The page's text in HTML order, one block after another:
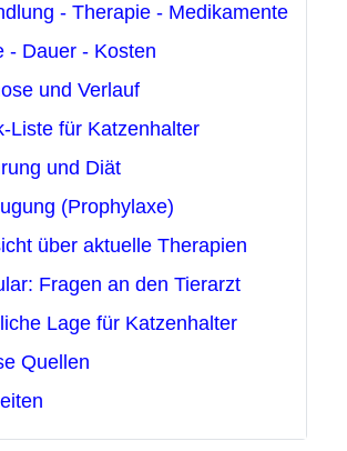
- Therapie - Medikamente
- Dauer - Kosten
und Verlauf
Liste für Katzenhalter
und Diät
(Prophylaxe)
über aktuelle Therapien
Fragen an den Tierarzt
Lage für Katzenhalter
Quellen